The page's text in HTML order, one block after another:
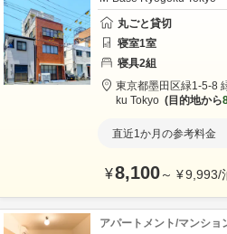
丸ごと貸切
寝室1室
寝具2組
東京都墨田区緑1-5-8
ku Tokyo
目的地から
直近1か月の参考料金
¥8,100～ ¥9,993/
アパートメント/マンショ